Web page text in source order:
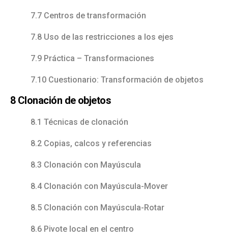
7.7 Centros de transformación
7.8 Uso de las restricciones a los ejes
7.9 Práctica – Transformaciones
7.10 Cuestionario: Transformación de objetos
8 Clonación de objetos
8.1 Técnicas de clonación
8.2 Copias, calcos y referencias
8.3 Clonación con Mayúscula
8.4 Clonación con Mayúscula-Mover
8.5 Clonación con Mayúscula-Rotar
8.6 Pivote local en el centro